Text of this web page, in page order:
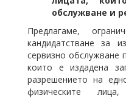
обслужване и
Предлагаме,
кандидатстване за
сервизно обслужване
които е издадена
разрешението на
физическите